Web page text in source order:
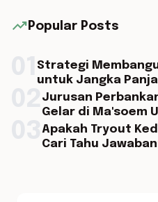
trending_up Popular Posts
Strategi
untuk Jangka
Jurusan
Gelar di Ma'soem
Apakah Tryout
Cari Tahu